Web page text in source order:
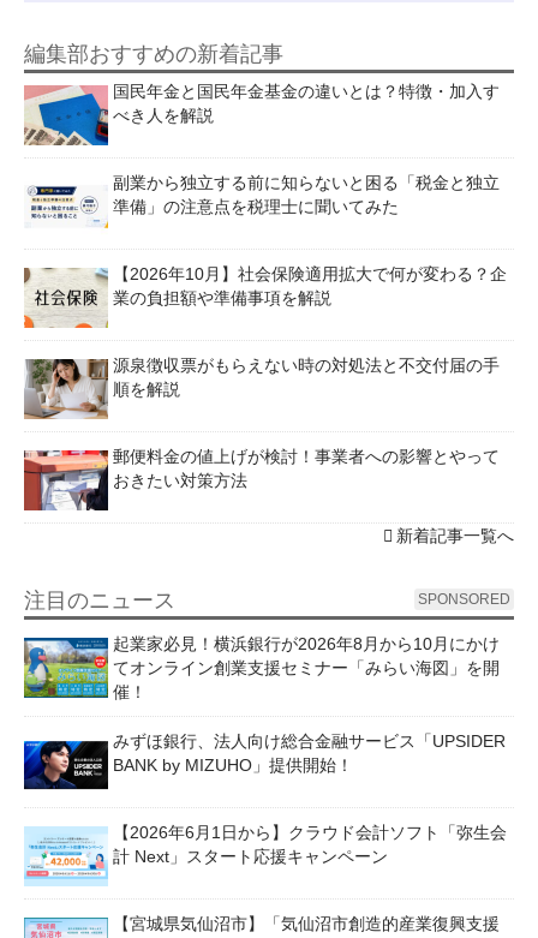
編集部おすすめの新着記事
国民年金と国民年金基金の違いとは？特徴・加入す
べき人を解説
副業から独立する前に知らないと困る「税金と独立
準備」の注意点を税理士に聞いてみた
【2026年10月】社会保険適用拡大で何が変わる？企
業の負担額や準備事項を解説
源泉徴収票がもらえない時の対処法と不交付届の手
順を解説
郵便料金の値上げが検討！事業者への影響とやって
おきたい対策方法
新着記事一覧へ
注目のニュース SPONSORED
起業家必見！横浜銀行が2026年8月から10月にかけ
てオンライン創業支援セミナー「みらい海図」を開
催！
みずほ銀行、法人向け総合金融サービス「UPSIDER
BANK by MIZUHO」提供開始！
【2026年6月1日から】クラウド会計ソフト「弥生会
計 Next」スタート応援キャンペーン
【宮城県気仙沼市】「気仙沼市創造的産業復興支援